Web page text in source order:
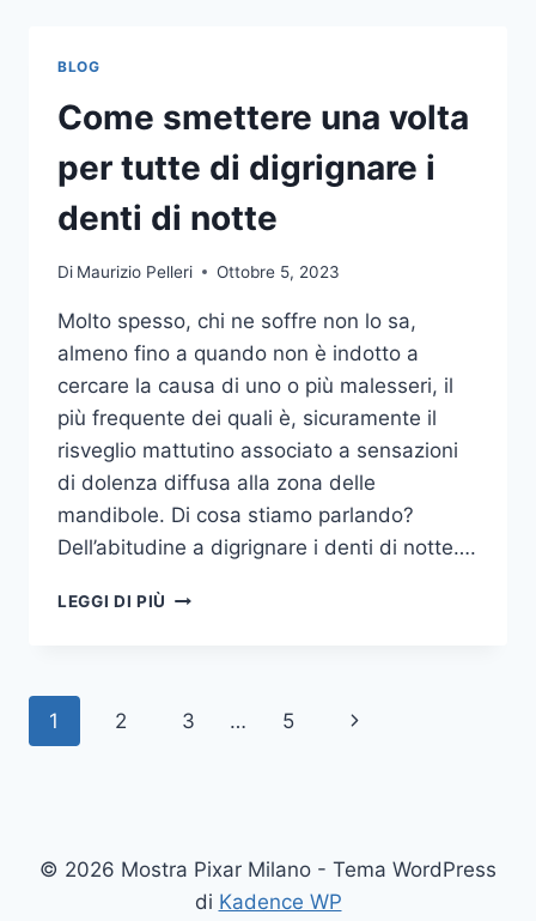
BLOG
Come smettere una volta
per tutte di digrignare i
denti di notte
Di Maurizio Pelleri Ottobre 5, 2023
Molto spesso, chi ne soffre non lo sa,
almeno fino a quando non è indotto a
cercare la causa di uno o più malesseri, il
più frequente dei quali è, sicuramente il
risveglio mattutino associato a sensazioni
di dolenza diffusa alla zona delle
mandibole. Di cosa stiamo parlando?
Dell’abitudine a digrignare i denti di notte….
LEGGI DI PIÙ COME
TUTTE
NOTTE
Navigazione
1 2 3 … 5
Pagina
© 2026 Mostra Pixar Milano - Tema WordPress
di Kadence WP